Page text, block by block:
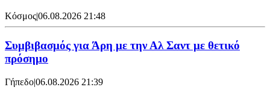
Κόσμος|06.08.2026 21:48
Συμβιβασμός για Άρη με την Αλ Σαντ με θετικό
πρόσημο
Γήπεδο|06.08.2026 21:39